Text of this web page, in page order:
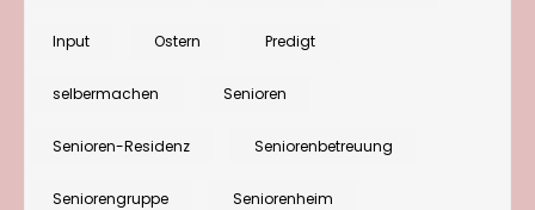
Input Ostern Predigt
selbermachen Senioren
Senioren-Residenz Seniorenbetreuung
Seniorengruppe Seniorenheim